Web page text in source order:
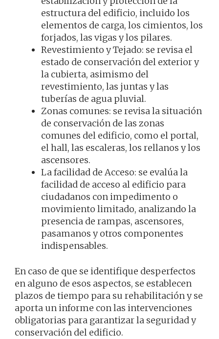
estructura del edificio, incluido los
elementos de carga, los cimientos, los
forjados, las vigas y los pilares.
Revestimiento y Tejado: se revisa el
estado de conservación del exterior y
la cubierta, asimismo del
revestimiento, las juntas y las
tuberías de agua pluvial.
Zonas comunes: se revisa la situación
de conservación de las zonas
comunes del edificio, como el portal,
el hall, las escaleras, los rellanos y los
ascensores.
La facilidad de Acceso: se evalúa la
facilidad de acceso al edificio para
ciudadanos con impedimento o
movimiento limitado, analizando la
presencia de rampas, ascensores,
pasamanos y otros componentes
indispensables.
En caso de que se identifique desperfectos
en alguno de esos aspectos, se establecen
plazos de tiempo para su rehabilitación y se
aporta un informe con las intervenciones
obligatorias para garantizar la seguridad y
conservación del edificio.